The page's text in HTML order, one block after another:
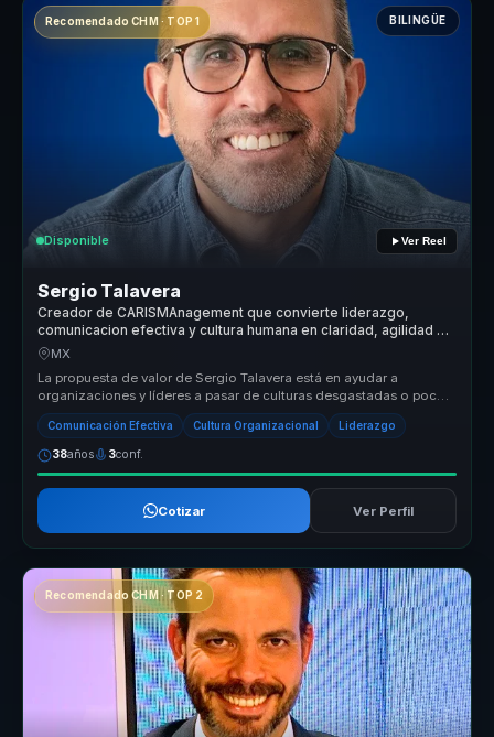
Recomendado CHM · TOP 1 BILINGÜE
Disponible Ver Reel
Sergio Talavera
Creador de CARISMAnagement que convierte liderazgo,
comunicacion efectiva y cultura humana en claridad, agilidad y
cohesion para equipos.
MX
La propuesta de valor de Sergio Talavera está en ayudar a
organizaciones y líderes a pasar de culturas desgastadas o poco
coherentes a en...
Comunicación Efectiva Cultura Organizacional Liderazgo
38años 3conf.
Cotizar Ver Perfil
Recomendado CHM · TOP 2